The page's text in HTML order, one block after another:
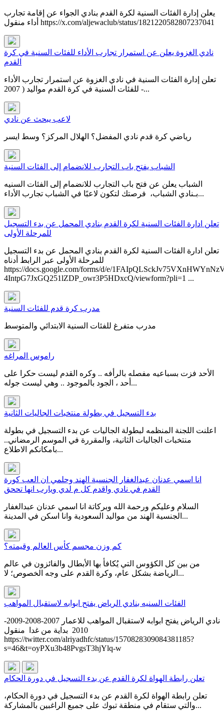
يعلن إدارة الفئات السنية لكرة القدم بنادي الجواء عن إقامة تجارب
أداء منقول https://x.com/aljewaclub/status/1821220582807237041
نادي الغزوة يعلن عن استمرار تجارب الأداء للفئات السنية في كرة
القدم
تعلن إدارة الفئات السنية في نادي الغزوة عن استمرار تجارب الأداء
للفئات السنية في كرة القدم مواليد ( 2007 -...
لاعب يبحث عن نادي
رياضي كرة قدم نادي المفضل؟ الهلال المركز؟ وسط ايسر
الشباب يفتح باب التجارب للانضمام إلى الفئات السنية
الشباب يعلن عن فتح باب التجارب للانضمام إلى الفئات السنيه
بـنادي الشباب، فرصتك لتكون لاعبًا في ⁧‫الشباب‬⁩ ‏تجارب الأداء...
تعلن ادارة الفئات السنية لكرة القدم بنادي المحمل عن بدء التسجيل
للمرحلة الأولى
تعلن ادارة الفئات السنية لكرة القدم بنادي المحمل عن بدء التسجيل
للمرحلة الأولى عبر الرابط أدناه​
https://docs.google.com/forms/d/e/
4IntpG7JxGQ251lZDP_owr3P5HDxcQ/viewform?pli=1 ...
مدرب كرة قدم للفئات السنية
راموس المراغه
الأحد فزت بسباعيه مفصله بالرأفه .. وكره القدم ليست حكرا على
أحد ، الجود بالموجود .. وهي ليست جوله...
بدء التسجيل في بطولة منتخبات الجاليات الثانية
اعلنت اللجنة المنظمه لبطولة الجاليات عن بدء التسجيل في بطولة
منتخبات الجاليات الثانية، والمقررة في الموسم الرمضاني..
بامكانكم الاطلاع...
انا اسمي عدنان عبدالغفار الجنسية الهند وحلمي ان العب كورة
القدم في نادي واقدم كل م لدي ويارب انها تححق
السلام وعليكم ورحمة الله وبركاتة انا اسمي عدنان عبدالغفار
الجنسية الهند من مواليد السعودية وانا اسكن في المدينة...
كم وزن مجسم كأس العالم وقيمته؟
من بين كل الكؤوس التي يُكافأ بها الأبطال والفائزون في عالم
الرياضة بشكل عام، وكرة القدم على وجه الخصوص؛ لا...
الفئات السنيه بنادي الرياض يفتح ابوابه لاستقبال المواهب
نادي الرياض يفتح ابوابه لاستقبال المواهب للاعمار 2007-2008-2009-
2010 بداية من غدا منقول
https://twitter.com/alriyadhfc/status/1570828309084381185?
s=46&t=oyPXu3b48PvgsT3hjYlq-w
تعلن رابطة الهواة لكرة القدم عن بدء التسجيل في دورة الحكام
تعلن رابطة الهواة لكرة القدم عن بدء التسجيل في دورة الحكام،
والتي ستقام في منطقة تبوك على جميع الراغبين بالمشاركة...